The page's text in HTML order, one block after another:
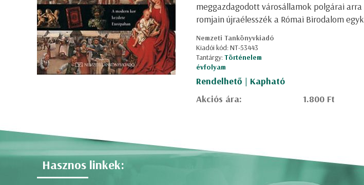
meggazdagodott városállamok polgárai
romjain újraélesszék a Római Birodalom
Nemzeti Tankönyvkiadó
Kiadói kód: NT-53443
Tantárgy:Történelem
évfolyam
Rendelhető | Kapható
Akciós ára:
1.800 Ft
Hasznos linkek: